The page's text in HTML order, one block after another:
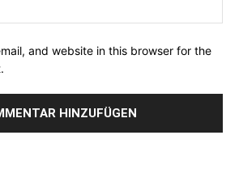
and website in this browser for the